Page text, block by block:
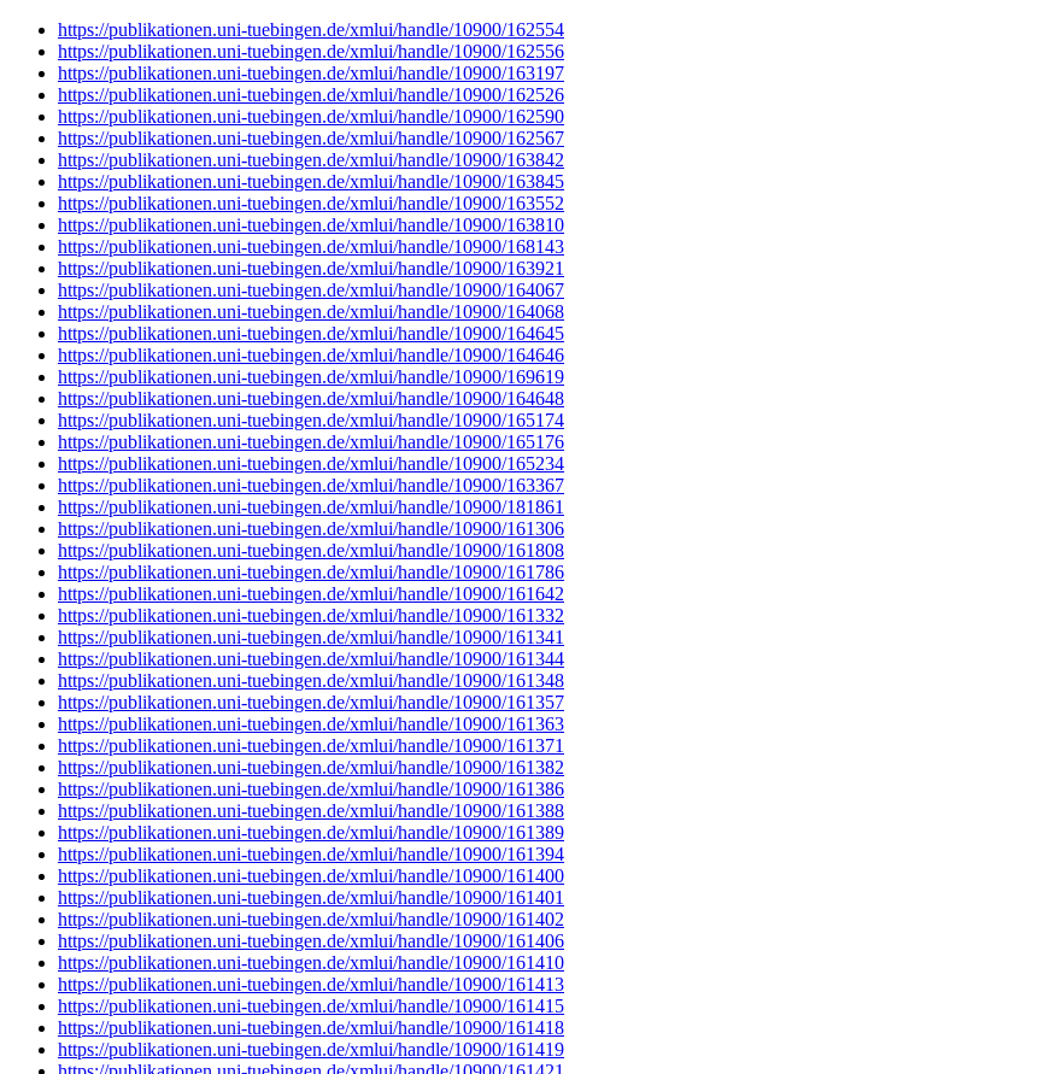
https://publikationen.uni-tuebingen.de/xmlui/handle/10900/162554
https://publikationen.uni-tuebingen.de/xmlui/handle/10900/162556
https://publikationen.uni-tuebingen.de/xmlui/handle/10900/163197
https://publikationen.uni-tuebingen.de/xmlui/handle/10900/162526
https://publikationen.uni-tuebingen.de/xmlui/handle/10900/162590
https://publikationen.uni-tuebingen.de/xmlui/handle/10900/162567
https://publikationen.uni-tuebingen.de/xmlui/handle/10900/163842
https://publikationen.uni-tuebingen.de/xmlui/handle/10900/163845
https://publikationen.uni-tuebingen.de/xmlui/handle/10900/163552
https://publikationen.uni-tuebingen.de/xmlui/handle/10900/163810
https://publikationen.uni-tuebingen.de/xmlui/handle/10900/168143
https://publikationen.uni-tuebingen.de/xmlui/handle/10900/163921
https://publikationen.uni-tuebingen.de/xmlui/handle/10900/164067
https://publikationen.uni-tuebingen.de/xmlui/handle/10900/164068
https://publikationen.uni-tuebingen.de/xmlui/handle/10900/164645
https://publikationen.uni-tuebingen.de/xmlui/handle/10900/164646
https://publikationen.uni-tuebingen.de/xmlui/handle/10900/169619
https://publikationen.uni-tuebingen.de/xmlui/handle/10900/164648
https://publikationen.uni-tuebingen.de/xmlui/handle/10900/165174
https://publikationen.uni-tuebingen.de/xmlui/handle/10900/165176
https://publikationen.uni-tuebingen.de/xmlui/handle/10900/165234
https://publikationen.uni-tuebingen.de/xmlui/handle/10900/163367
https://publikationen.uni-tuebingen.de/xmlui/handle/10900/181861
https://publikationen.uni-tuebingen.de/xmlui/handle/10900/161306
https://publikationen.uni-tuebingen.de/xmlui/handle/10900/161808
https://publikationen.uni-tuebingen.de/xmlui/handle/10900/161786
https://publikationen.uni-tuebingen.de/xmlui/handle/10900/161642
https://publikationen.uni-tuebingen.de/xmlui/handle/10900/161332
https://publikationen.uni-tuebingen.de/xmlui/handle/10900/161341
https://publikationen.uni-tuebingen.de/xmlui/handle/10900/161344
https://publikationen.uni-tuebingen.de/xmlui/handle/10900/161348
https://publikationen.uni-tuebingen.de/xmlui/handle/10900/161357
https://publikationen.uni-tuebingen.de/xmlui/handle/10900/161363
https://publikationen.uni-tuebingen.de/xmlui/handle/10900/161371
https://publikationen.uni-tuebingen.de/xmlui/handle/10900/161382
https://publikationen.uni-tuebingen.de/xmlui/handle/10900/161386
https://publikationen.uni-tuebingen.de/xmlui/handle/10900/161388
https://publikationen.uni-tuebingen.de/xmlui/handle/10900/161389
https://publikationen.uni-tuebingen.de/xmlui/handle/10900/161394
https://publikationen.uni-tuebingen.de/xmlui/handle/10900/161400
https://publikationen.uni-tuebingen.de/xmlui/handle/10900/161401
https://publikationen.uni-tuebingen.de/xmlui/handle/10900/161402
https://publikationen.uni-tuebingen.de/xmlui/handle/10900/161406
https://publikationen.uni-tuebingen.de/xmlui/handle/10900/161410
https://publikationen.uni-tuebingen.de/xmlui/handle/10900/161413
https://publikationen.uni-tuebingen.de/xmlui/handle/10900/161415
https://publikationen.uni-tuebingen.de/xmlui/handle/10900/161418
https://publikationen.uni-tuebingen.de/xmlui/handle/10900/161419